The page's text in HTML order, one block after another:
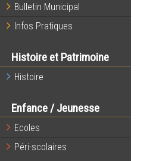
Bulletin Municipal
Infos Pratiques
Histoire et Patrimoine
Histoire
Enfance / Jeunesse
Ecoles
Péri-scolaires